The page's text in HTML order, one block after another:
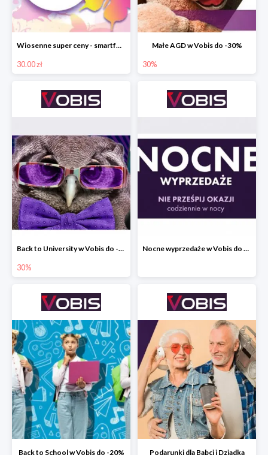
Wiosenne super ceny - smartfony TCL w Vobis do -30 zł
30.00 zł
Małe AGD w Vobis do -30%
30%
Back to University w Vobis do -30%
30%
Nocne wyprzedaże w Vobis do -40% - codziennie od 19:00 do 6:00
Back to School w Vobis do -20% Podarunki dla Babci i Dziadka